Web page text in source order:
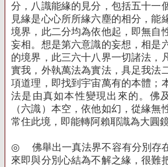
分，八識能緣的見分，包括五十一
見緣是心心所所緣六塵的相分，能
境界，此二分均為依他起，即無自
妄相。想是第六意識的妄想，相是
的境界，此三六十八界一切諸法，
實我，外執萬法為實法，具足我法
項道理，即找到宇宙萬有的本體；
法是由真如本性變現出來的。佛
（六識）本空，依他如幻，從緣無
常住此境，即能轉阿賴耶識為大圓
◎
佛舉出一真法界不容有分別存
來即與分別心結為不解之緣，很難